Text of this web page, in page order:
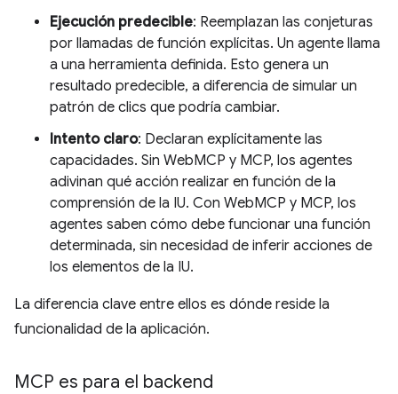
Ejecución predecible: Reemplazan las conjeturas
por llamadas de función explícitas. Un agente llama
a una herramienta definida. Esto genera un
resultado predecible, a diferencia de simular un
patrón de clics que podría cambiar.
Intento claro: Declaran explícitamente las
capacidades. Sin WebMCP y MCP, los agentes
adivinan qué acción realizar en función de la
comprensión de la IU. Con WebMCP y MCP, los
agentes saben cómo debe funcionar una función
determinada, sin necesidad de inferir acciones de
los elementos de la IU.
La diferencia clave entre ellos es dónde reside la
funcionalidad de la aplicación.
MCP es para el backend